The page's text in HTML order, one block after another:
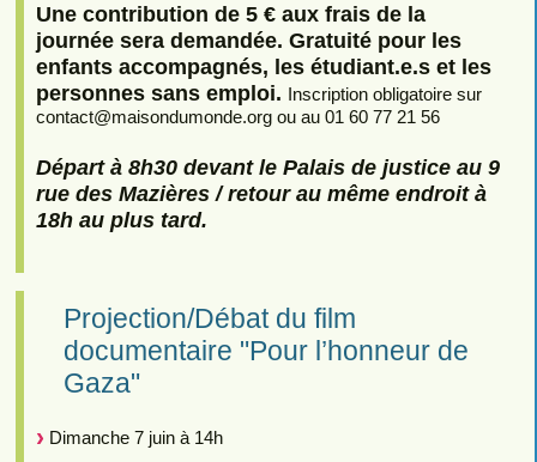
Une contribution de 5 € aux frais de la
journée sera demandée. Gratuité pour les
enfants accompagnés, les étudiant.e.s et les
personnes sans emploi. Inscription obligatoire sur
contact@maisondumonde.org ou au 01 60 77 21 56
Départ à 8h30 devant le Palais de justice au 9
rue des Mazières / retour au même endroit à
18h au plus tard.
Projection/Débat du film
documentaire "Pour l’honneur de
Gaza"
Dimanche 7 juin à 14h